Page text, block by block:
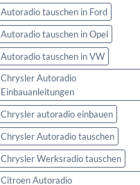
Autoradio tauschen in Ford
Autoradio tauschen in Opel
Autoradio tauschen in VW
Chrysler Autoradio
Einbauanleitungen
Chrysler autoradio einbauen
Chrysler Autoradio tauschen
Chrysler Werksradio tauschen
Citroen Autoradio